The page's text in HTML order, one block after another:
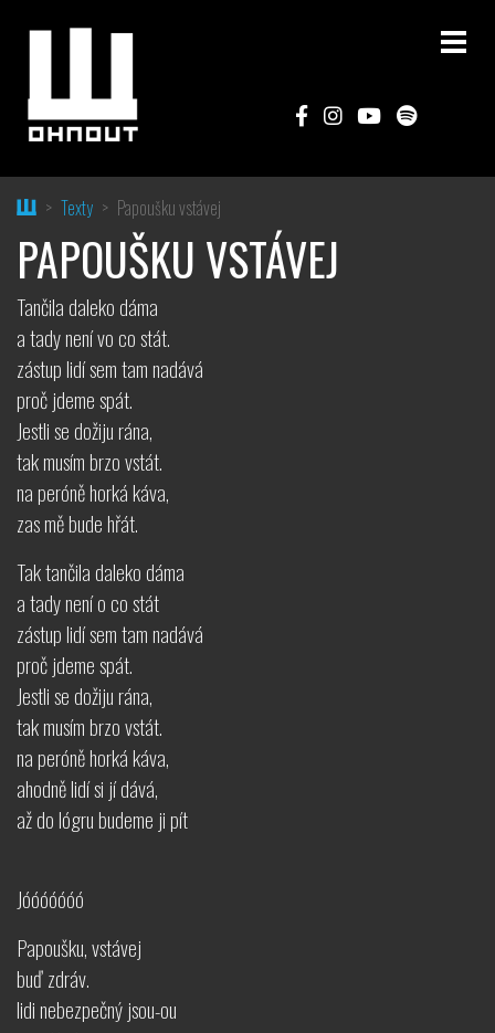
HomeTexty Papoušku vstávej
PAPOUŠKU VSTÁVEJ
Tančila daleko dáma
a tady není vo co stát.
zástup lidí sem tam nadává
proč jdeme spát.
Jestli se dožiju rána,
tak musím brzo vstát.
na peróně horká káva,
zas mě bude hřát.
Tak tančila daleko dáma
a tady není o co stát
zástup lidí sem tam nadává
proč jdeme spát.
Jestli se dožiju rána,
tak musím brzo vstát.
na peróně horká káva,
ahodně lidí si jí dává,
až do lógru budeme ji pít
Jóóóóóóó
Papoušku, vstávej
buď zdráv.
lidi nebezpečný jsou-ou